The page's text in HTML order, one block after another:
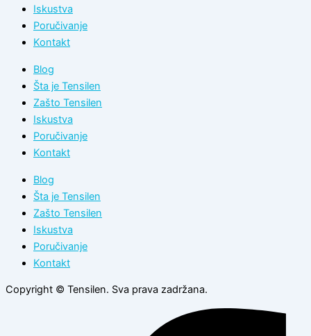
Iskustva
Poručivanje
Kontakt
Blog
Šta je Tensilen
Zašto Tensilen
Iskustva
Poručivanje
Kontakt
Blog
Šta je Tensilen
Zašto Tensilen
Iskustva
Poručivanje
Kontakt
Copyright © Tensilen. Sva prava zadržana.